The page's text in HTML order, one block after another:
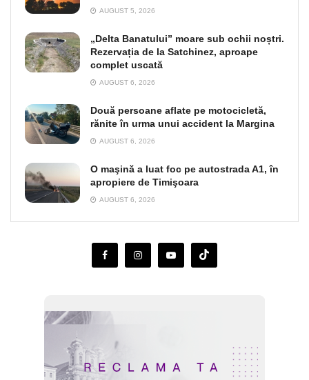
AUGUST 5, 2026
„Delta Banatului” moare sub ochii noștri.
Rezervația de la Satchinez, aproape
complet uscată
AUGUST 6, 2026
Două persoane aflate pe motocicletă,
rănite în urma unui accident la Margina
AUGUST 6, 2026
O maşină a luat foc pe autostrada A1, în
apropiere de Timişoara
AUGUST 6, 2026